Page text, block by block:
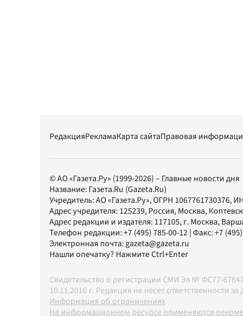
РедакцияРекламаКарта сайтаПравовая
© АО «Газета.Ру» (1999-2026) – Главные новости дня
Название: Газета.Ru (Gazeta.Ru)
Учредитель:АО «Газета.Ру», ОГРН 1067761730376,
Адрес учредителя: 125239, Россия, Москва,
Адрес редакции и издателя: 117105, г. Москва,
Телефон редакции:+7 (495) 785-00-12 | Факс:+7
Электронная почта:gazeta@gazeta.ru
Нашли опечатку? Нажмите Ctrl+Enter
Свидетельство о регистрации СМИ Эл № ФС77-
10.11.2016 г. Редакция не несет
Информация об ограничениях
На информационном ресурсе применяются